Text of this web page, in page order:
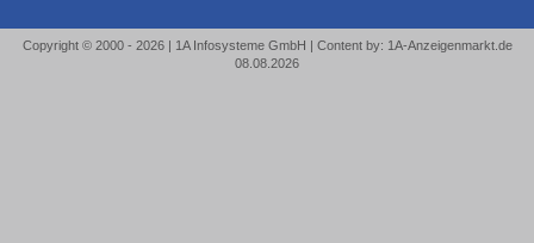
Copyright © 2000 - 2026 | 1A Infosysteme GmbH | Content by: 1A-Anzeigenmarkt.de
08.08.2026